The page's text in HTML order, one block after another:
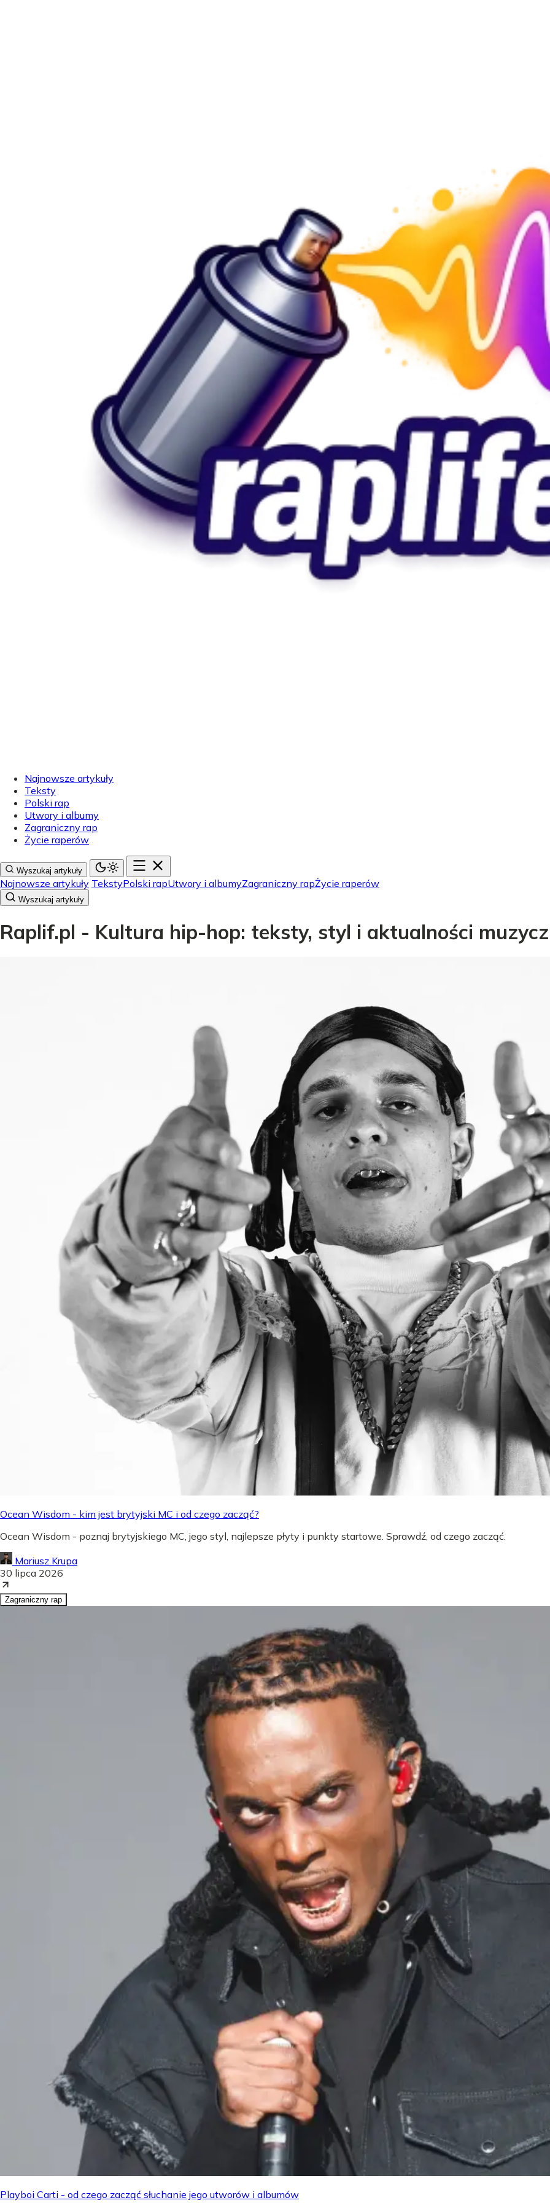
Najnowsze artykuły
Teksty
Polski rap
Utwory i albumy
Zagraniczny rap
Życie raperów
Wyszukaj artykuły
Najnowsze artykuły TekstyPolski rapUtwory i albumyZagraniczny rapŻycie raperów
Wyszukaj artykuły
Raplif.pl - Kultura hip-hop: teksty, styl i aktualności
Ocean Wisdom - kim jest brytyjski MC i od czego zacząć?
Ocean Wisdom - poznaj brytyjskiego MC, jego styl, najlepsze płyty i punkty startowe. Sprawdź, od czego zacząć.
Mariusz Krupa
30 lipca 2026
Zagraniczny rap
Playboi Carti - od czego zacząć słuchanie jego utworów i albumów